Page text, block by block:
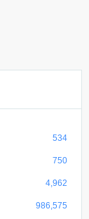
534
750
4,962
986,575